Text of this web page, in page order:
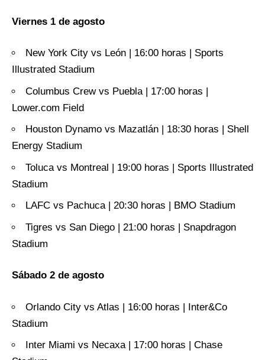
Viernes 1 de agosto
New York City vs León | 16:00 horas | Sports
Illustrated Stadium
Columbus Crew vs Puebla | 17:00 horas |
Lower.com Field
Houston Dynamo vs Mazatlán | 18:30 horas | Shell
Energy Stadium
Toluca vs Montreal | 19:00 horas | Sports Illustrated
Stadium
LAFC vs Pachuca | 20:30 horas | BMO Stadium
Tigres vs San Diego | 21:00 horas | Snapdragon
Stadium
Sábado 2 de agosto
Orlando City vs Atlas | 16:00 horas | Inter&Co
Stadium
Inter Miami vs Necaxa | 17:00 horas | Chase